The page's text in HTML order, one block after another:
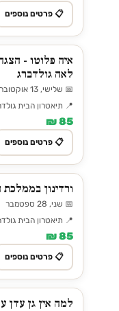
📋 פרטים נוספים
איה פלוטו -
לאה גולדברג
📅 שלישי, 13 אוקטובר ⏰ 17:30
📍 תיאטרון הבית
85 ₪
📋 פרטים נוספים
ורדינון בממלכת
📅 שני, 28 ספטמבר ⏰ 11:00
📍 תיאטרון הבית
85 ₪
📋 פרטים נוספים
למה אין גן עדן